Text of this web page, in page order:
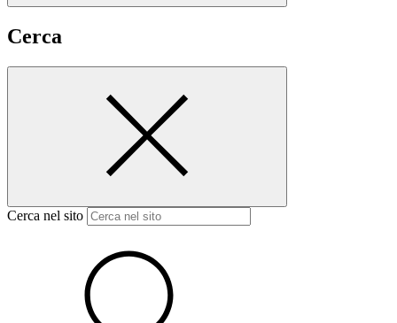
Cerca
Cerca nel sito